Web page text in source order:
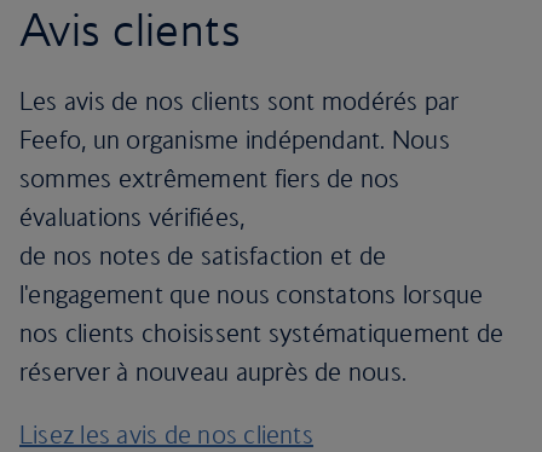
Avis clients
Les avis de nos clients sont modérés par
Feefo, un organisme indépendant. Nous
sommes extrêmement fiers de nos
évaluations vérifiées,
de nos notes de satisfaction et de
l'engagement que nous constatons lorsque
nos clients choisissent systématiquement de
réserver à nouveau auprès de nous.
Lisez les avis de nos clients